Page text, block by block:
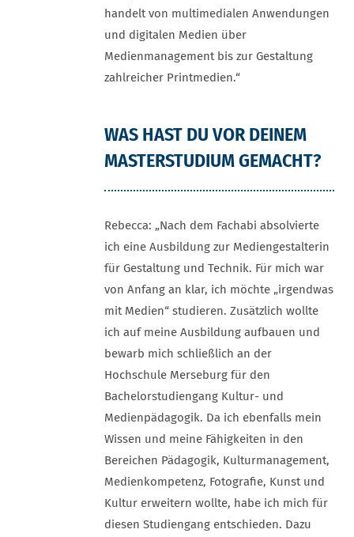
handelt von multimedialen Anwendungen
und digitalen Medien über
Medienmanagement bis zur Gestaltung
zahlreicher Printmedien.“
WAS HAST DU VOR DEINEM
MASTERSTUDIUM GEMACHT?
Rebecca: „Nach dem Fachabi absolvierte
ich eine Ausbildung zur Mediengestalterin
für Gestaltung und Technik. Für mich war
von Anfang an klar, ich möchte „irgendwas
mit Medien“ studieren. Zusätzlich wollte
ich auf meine Ausbildung aufbauen und
bewarb mich schließlich an der
Hochschule Merseburg für den
Bachelorstudiengang Kultur- und
Medienpädagogik. Da ich ebenfalls mein
Wissen und meine Fähigkeiten in den
Bereichen Pädagogik, Kulturmanagement,
Medienkompetenz, Fotografie, Kunst und
Kultur erweitern wollte, habe ich mich für
diesen Studiengang entschieden. Dazu